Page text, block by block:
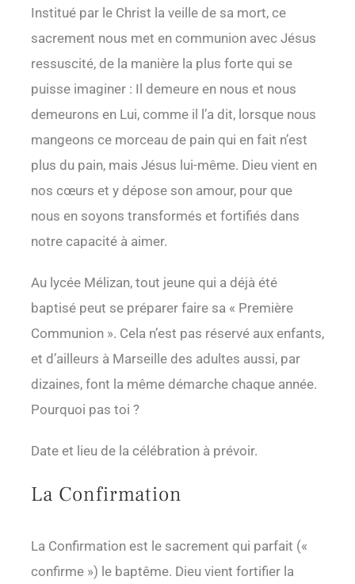
Institué par le Christ la veille de sa mort, ce
sacrement nous met en communion avec Jésus
ressuscité, de la manière la plus forte qui se
puisse imaginer : Il demeure en nous et nous
demeurons en Lui, comme il l’a dit, lorsque nous
mangeons ce morceau de pain qui en fait n’est
plus du pain, mais Jésus lui-même. Dieu vient en
nos cœurs et y dépose son amour, pour que
nous en soyons transformés et fortifiés dans
notre capacité à aimer.
Au lycée Mélizan, tout jeune qui a déjà été
baptisé peut se préparer faire sa « Première
Communion ». Cela n’est pas réservé aux enfants,
et d’ailleurs à Marseille des adultes aussi, par
dizaines, font la même démarche chaque année.
Pourquoi pas toi ?
Date et lieu de la célébration à prévoir.
La Confirmation
La Confirmation est le sacrement qui parfait («
confirme ») le baptême. Dieu vient fortifier la